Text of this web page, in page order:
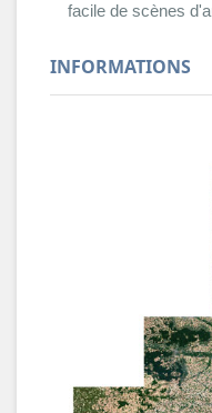
facile de scènes
INFORMATIONS